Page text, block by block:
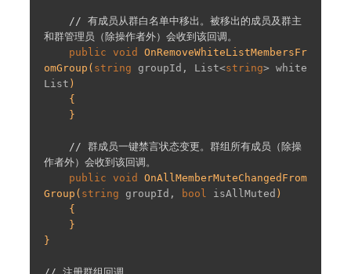
// 有成员从群白名单中移出。被移出的成员及群主
和群管理员（除操作者外）会收到该回调。
public void
OnRemoveWhiteListMembersFr
omGroup ( string groupId, List<string> white
List )
{
// 群成员一键禁言状态变更。群组所有成员（除操
作者外）会收到该回调。
public void
OnAllMemberMuteChangedFrom
Group ( string groupId, bool isAllMuted )
{
}